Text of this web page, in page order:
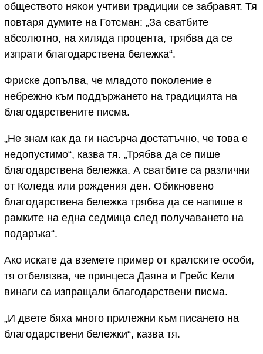
обществото някои учтиви традиции се забравят. Тя
повтаря думите на Готсман: „За сватбите
абсолютно, на хиляда процента, трябва да се
изпрати благодарствена бележка“.
Фриске допълва, че младото поколение е
небрежно към поддържането на традицията на
благодарствените писма.
„Не знам как да ги насърча достатъчно, че това е
недопустимо“, казва тя. „Трябва да се пише
благодарствена бележка. А сватбите са различни
от Коледа или рождения ден. Обикновено
благодарствена бележка трябва да се напише в
рамките на една седмица след получаването на
подаръка“.
Ако искате да вземете пример от кралските особи,
тя отбелязва, че принцеса Даяна и Грейс Кели
винаги са изпращали благодарствени писма.
„И двете бяха много прилежни към писането на
благодарствени бележки“, казва тя.